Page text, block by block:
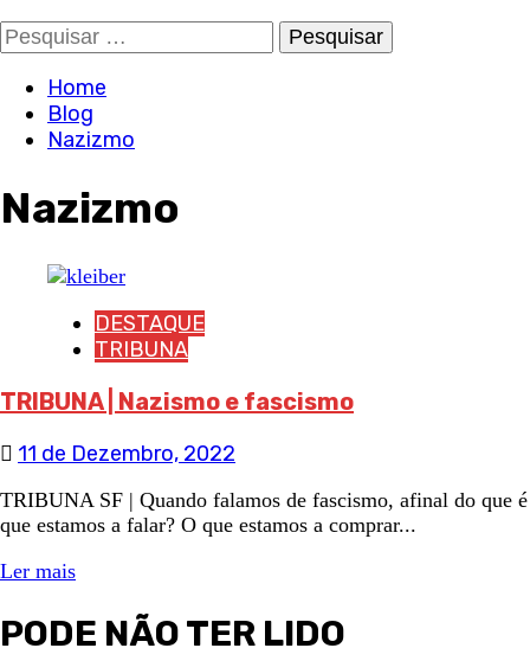
Pesquisar
por:
Home
Blog
Nazizmo
Nazizmo
DESTAQUE
TRIBUNA
TRIBUNA | Nazismo e fascismo
11 de Dezembro, 2022
TRIBUNA SF | Quando falamos de fascismo, afinal do que é
que estamos a falar? O que estamos a comprar...
Ler mais
PODE NÃO TER LIDO